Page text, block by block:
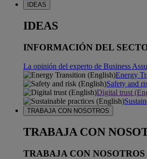
IDEAS
IDEAS
INFORMACIÓN DEL
La opinión del experto de Business
Energy
Safety and
Digital trust
TRABAJA CON NOSOTROS
TRABAJA CON
TRABAJA CON NOSOTROS